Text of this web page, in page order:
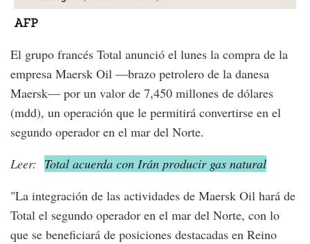
AFP
El grupo francés Total anunció el lunes la compra de la
empresa Maersk Oil —brazo petrolero de la danesa
Maersk— por un valor de 7,450 millones de dólares
(mdd), un operación que le permitirá convertirse en el
segundo operador en el mar del Norte.
Leer: Total acuerda con Irán producir gas natural
"La integración de las actividades de Maersk Oil hará de
Total el segundo operador en el mar del Norte, con lo
que se beneficiará de posiciones destacadas en Reino